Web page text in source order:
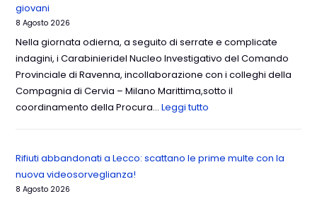
giovani
8 Agosto 2026
Nella giornata odierna, a seguito di serrate e complicate
indagini, i Carabinieridel Nucleo Investigativo del Comando
Provinciale di Ravenna, incollaborazione con i colleghi della
Compagnia di Cervia – Milano Marittima,sotto il
coordinamento della Procura…Leggi tutto
Rifiuti abbandonati a Lecco: scattano le prime multe con la
nuova videosorveglianza!
8 Agosto 2026